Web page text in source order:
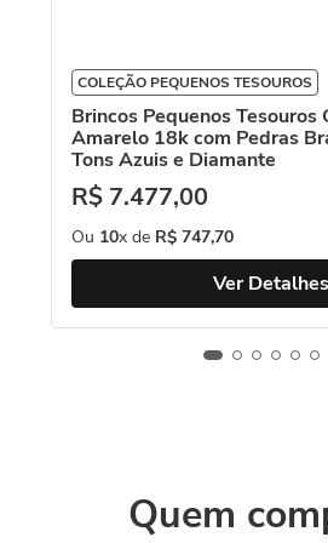
COLEÇÃO PEQUENOS TESOUROS
Brincos Pequenos Tesouros
Amarelo 18k com Pedras
Tons Azuis e Diamante
R$ 7.477,00
Ou 10x de R$ 747,70
Ver Detalhes
Quem